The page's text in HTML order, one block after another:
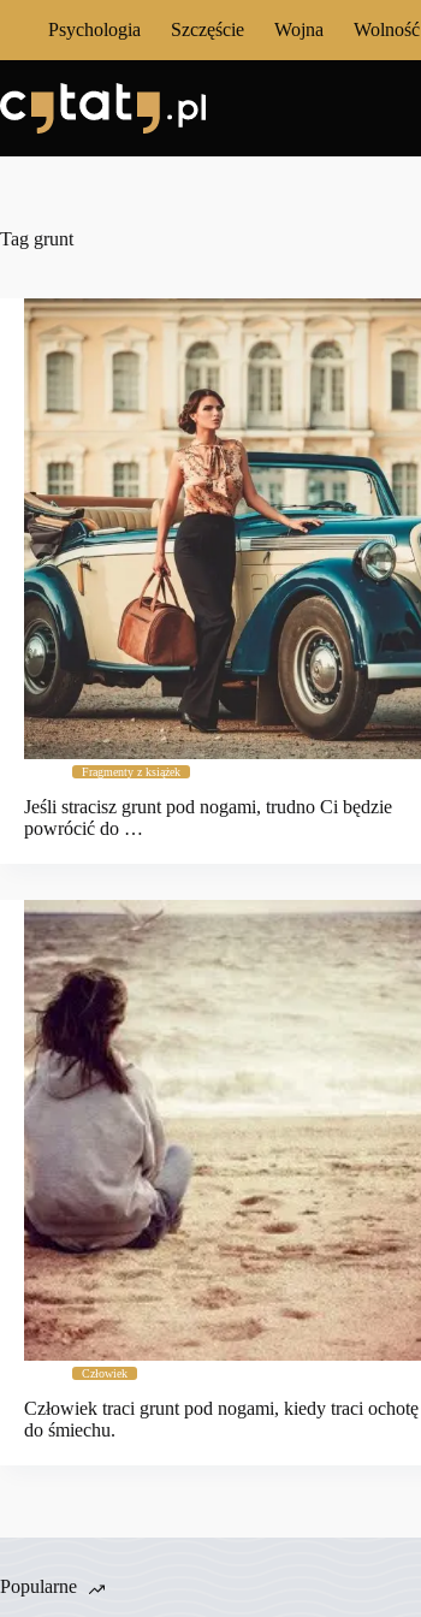
Psychologia Szczęście Wojna Wolność
Tag grunt
Fragmenty z książek
Jeśli stracisz grunt pod nogami, trudno Ci będzie
powrócić do …
Człowiek
Człowiek traci grunt pod nogami, kiedy traci ochotę
do śmiechu.
Popularne